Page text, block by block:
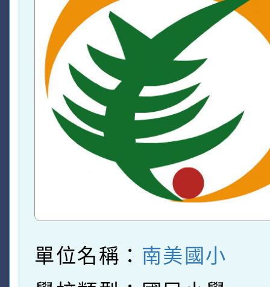
單位名稱： 南美國小